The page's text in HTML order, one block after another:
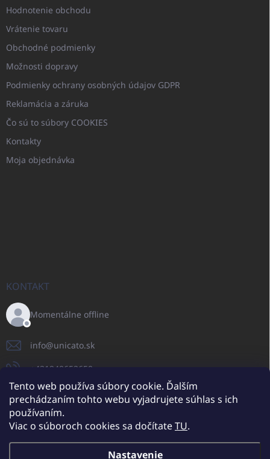
Tento web používa súbory cookie. Ďalším
prechádzaním tohto webu vyjadrujete súhlas s ich
používaním.
Viac o súboroch cookies sa dočítateTU.
Nastavenie
Hodnotenie obchodu
Vrátenie tovaru
Obchodné podmienky
Možnosti dopravy
Podmienky ochrany osobných údajov GDPR
Reklamácia a záruka
Čo sú to súbory COOKIES
Kontakty
Moja objednávka
KONTAKT
Momentálne offline
info@unicato.sk
+421940652650
UNICATO.sk
UNICATOshop.pl UNICATOshop.de